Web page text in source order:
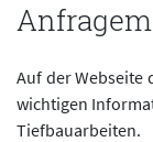
Auf der Webseite
wichtigen